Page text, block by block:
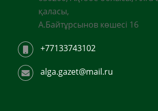
қаласы,
А.Байтұрсынов көшесі 16
+77133743102
alga.gazet@mail.ru